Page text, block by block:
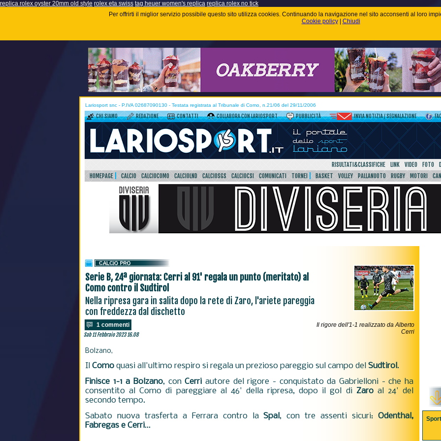
replica rolex oyster 20mm old style rolex eta swiss tag heuer women's replica replica rolex no tick
Per offrirti il miglior servizio possibile questo sito utilizza cookies. Continuando la navigazione nel sito acconsenti al loro
Cookie policy| Chiudi
Lariosport snc - P.IVA 02687090130 - Testata registrata al Tribunale di Como, n.21/06 del 29/11/2006
CHI SIAMO REDAZIONE CONTATTI COLLABORA CON LARIOSPORT PUBBLICITÀ INVIA NOTIZIA / SEGNALAZIONE
RISULTATI&CLASSIFICHE LINK VIDEO FOTO
HOMEPAGE
CALCIO CALCIOCOMO CALCIOLND CALCIOSGS CALCIOCSI COMUNICATI TORNEI BASKET VOLLEY PALLANUOTO RUGBY MOTORI
Serie B, 24ª giornata: Cerri al 91' regala un punto (meritato) al
Como contro il Sudtirol
Nella ripresa gara in salita dopo la rete di Zaro, l'ariete pareggia
con freddezza dal dischetto
1 commenti
Sab 11 Febbraio 2023 16.08
Il rigore dell'1-1 realizzato da Alberto
Cerri
Bolzano,
Il Como quasi all'ultimo respiro si regala un prezioso pareggio sul campo del Sudtirol.
Finisce 1-1 a Bolzano, conCerri autore del rigore - conquistato da Gabrielloni - che ha
consentito al Como di pareggiare al 46' della ripresa, dopo il gol di Zaroal 24' del
secondo tempo.
Sabato nuova trasferta a Ferrara contro laSpal, con tre assenti sicuri:Odenthal,
Fabregas e Cerri...
Sport